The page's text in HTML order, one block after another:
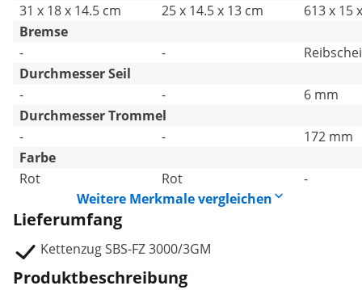
31 x 18 x 14.5 cm
25 x 14.5 x 13 cm
613 x 15
Bremse
-
-
Durchmesser Seil
-
-
6 mm
Durchmesser Trommel
-
-
172 mm
Farbe
Rot
Rot
-
Weitere Merkmale vergleichen
Lieferumfang
Kettenzug SBS-FZ 3000/3GM
Produktbeschreibung